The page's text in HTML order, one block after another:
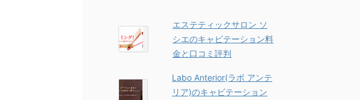
エステティックサロン ソ
シエのキャビテーション料
金と口コミ評判
Labo Anterior(ラボ アンテ
リア)のキャビテーション